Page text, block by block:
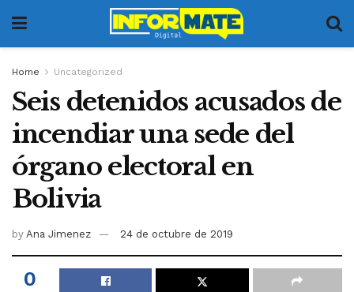
Home Uncategorized
Seis detenidos acusados de
incendiar una sede del
órgano electoral en
Bolivia
by Ana Jimenez 24 de octubre de 2019
0